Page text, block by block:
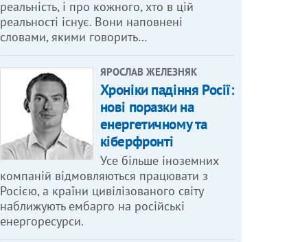
реальність, і про кожного, хто в цій
реальності існує. Вони наповнені
словами, якими говорить…
ЯРОСЛАВ ЖЕЛЕЗНЯК
Хроніки падіння Росії:
нові поразки на
енергетичному та
кіберфронті
Усе більше іноземних
компаній відмовляються працювати з
Росією, а країни цивілізованого світу
наближують ембарго на російські
енергоресурси.